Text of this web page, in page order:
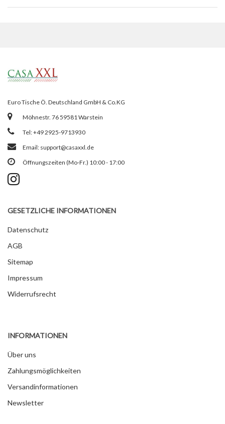
Euro Tische Ö. Deutschland GmbH & Co.KG
Möhnestr. 76 59581 Warstein
Tel: +49 2925-9713930
Email: support@casaxxl.de
Öffnungszeiten (Mo-Fr.) 10:00 - 17:00
GESETZLICHE INFORMATIONEN
Datenschutz
AGB
Sitemap
Impressum
Widerrufsrecht
INFORMATIONEN
Über uns
Zahlungsmöglichkeiten
Versandinformationen
Newsletter